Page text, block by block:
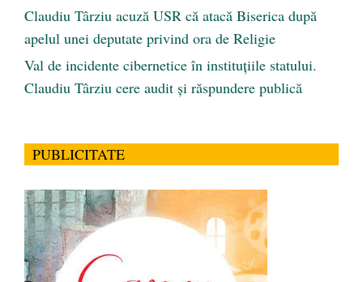
Claudiu Târziu acuză USR că atacă Biserica după
apelul unei deputate privind ora de Religie
Val de incidente cibernetice în instituțiile statului.
Claudiu Târziu cere audit și răspundere publică
PUBLICITATE